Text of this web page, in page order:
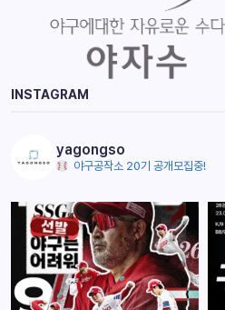
INSTAGRAM
yagongso
야구공작소 20기 공개모집중!